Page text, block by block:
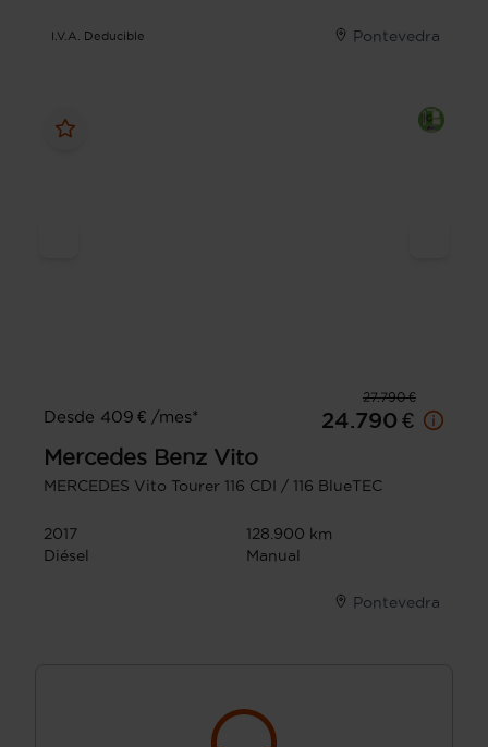
I.V.A. Deducible Pontevedra
27.790 €
Desde 409 € /mes*
24.790 €
Mercedes Benz Vito
MERCEDES Vito Tourer 116 CDI / 116 BlueTEC
2017
128.900 km
Diésel
Manual
Pontevedra